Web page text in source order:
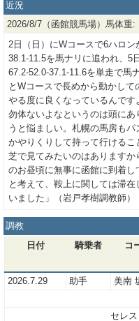
近況
2026/8/7（函館競馬場）馬体重:
2日（日）にWコースで6ハロ
38.1-11.5を馬ナリに追われ、5
67.2-52.0-37.1-11.6を単走で馬
とWコースで長めから動かして
やる度に良くなっているんで
勿体ないよなというのは頭に
うと悩ましい。札幌の馬房も
かやりくりして持って行ける
芝で見てみたいのはあります
のお昼頃に無事に函館に到着
と考えて、鞍上に関しては滞
いました」（岩戸孝樹調教師）
調教
日付
騎乗者 コ
2026.7.29
助手 美南
セレ